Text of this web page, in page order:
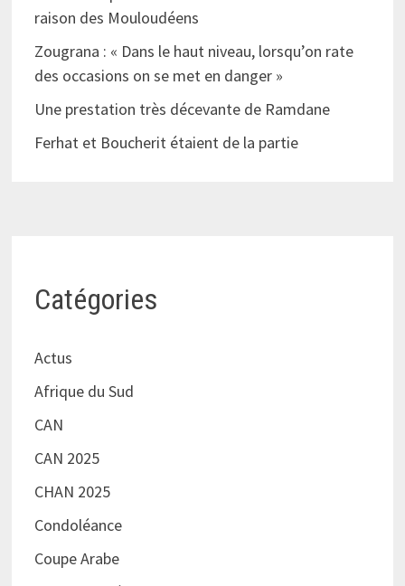
raison des Mouloudéens
Zougrana : « Dans le haut niveau, lorsqu’on rate
des occasions on se met en danger »
Une prestation très décevante de Ramdane
Ferhat et Boucherit étaient de la partie
Catégories
Actus
Afrique du Sud
CAN
CAN 2025
CHAN 2025
Condoléance
Coupe Arabe